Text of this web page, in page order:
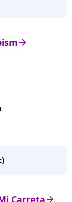
arrow_right
arrow_right
Carreta